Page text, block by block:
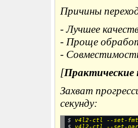
Причины
- Лучшее
- Проще
-
[Практические
Захват
секунду:
$ v4l2-ctl --set-fmt-